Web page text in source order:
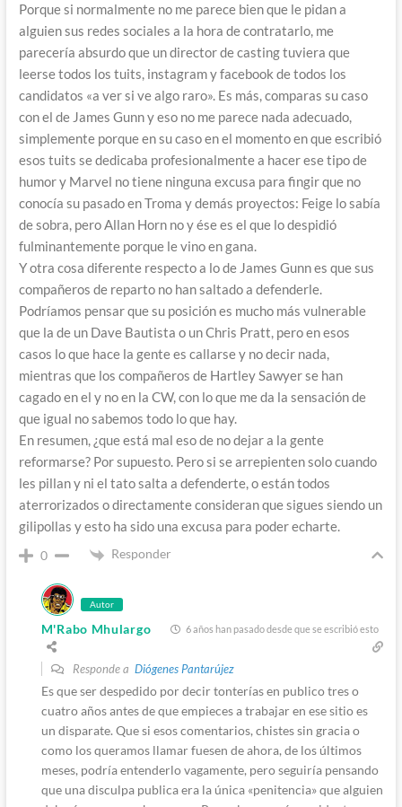
Porque si normalmente no me parece bien que le pidan a
alguien sus redes sociales a la hora de contratarlo, me
parecería absurdo que un director de casting tuviera que
leerse todos los tuits, instagram y facebook de todos los
candidatos «a ver si ve algo raro». Es más, comparas su caso
con el de James Gunn y eso no me parece nada adecuado,
simplemente porque en su caso en el momento en que escribió
esos tuits se dedicaba profesionalmente a hacer ese tipo de
humor y Marvel no tiene ninguna excusa para fingir que no
conocía su pasado en Troma y demás proyectos: Feige lo sabía
de sobra, pero Allan Horn no y ése es el que lo despidió
fulminantemente porque le vino en gana.
Y otra cosa diferente respecto a lo de James Gunn es que sus
compañeros de reparto no han saltado a defenderle.
Podríamos pensar que su posición es mucho más vulnerable
que la de un Dave Bautista o un Chris Pratt, pero en esos
casos lo que hace la gente es callarse y no decir nada,
mientras que los compañeros de Hartley Sawyer se han
cagado en el y no en la CW, con lo que me da la sensación de
que igual no sabemos todo lo que hay.
En resumen, ¿que está mal eso de no dejar a la gente
reformarse? Por supuesto. Pero si se arrepienten solo cuando
les pillan y ni el tato salta a defenderte, o están todos
aterrorizados o directamente consideran que sigues siendo un
gilipollas y esto ha sido una excusa para poder echarte.
0 Responder
Autor
M'Rabo Mhulargo 6 años han pasado desde que se escribió esto
Responde a Diógenes Pantarújez
Es que ser despedido por decir tonterías en publico tres o
cuatro años antes de que empieces a trabajar en ese sitio es
un disparate. Que si esos comentarios, chistes sin gracia o
como los queramos llamar fuesen de ahora, de los últimos
meses, podría entenderlo vagamente, pero seguiría pensando
que una disculpa publica era la única «penitencia» que alguien